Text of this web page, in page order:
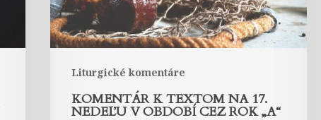
Liturgické komentáre
období
cez
rok
KOMENTÁR K TEXTOM NA 17.
NEDEĽU V OBDOBÍ CEZ ROK „A“